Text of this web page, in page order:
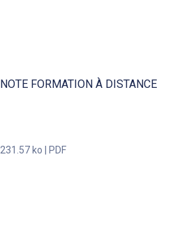
NOTE FORMATION À DISTANCE
231.57 ko | PDF